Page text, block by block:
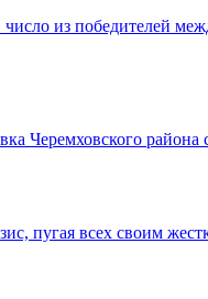
из победителей
района
пугая всех своим